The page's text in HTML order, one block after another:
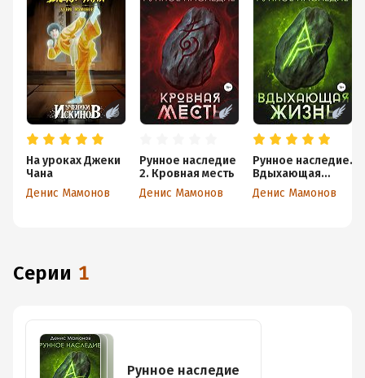
На уроках Джеки
Чана
Денис Мамонов
Рунное наследие
2. Кровная месть
Денис Мамонов
Рунное наследие.
Вдыхающая
жизнь
Денис Мамонов
Серии 1
Рунное наследие